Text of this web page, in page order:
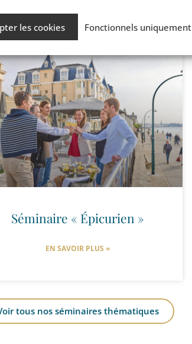
les cookies Fonctionnels uniquement
aussi ...
Séminaire « Épicurien »
EN SAVOIR PLUS »
tous nos séminaires thématiques